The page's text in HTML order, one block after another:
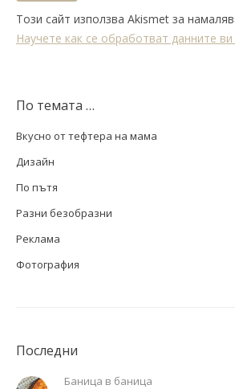
Този сайт използва Akismet за
Научете как се обработват данните
По темата …
Вкусно от тефтера на мама
Дизайн
По пътя
Разни безобразни
Реклама
Фотография
Последни
Баница в баница